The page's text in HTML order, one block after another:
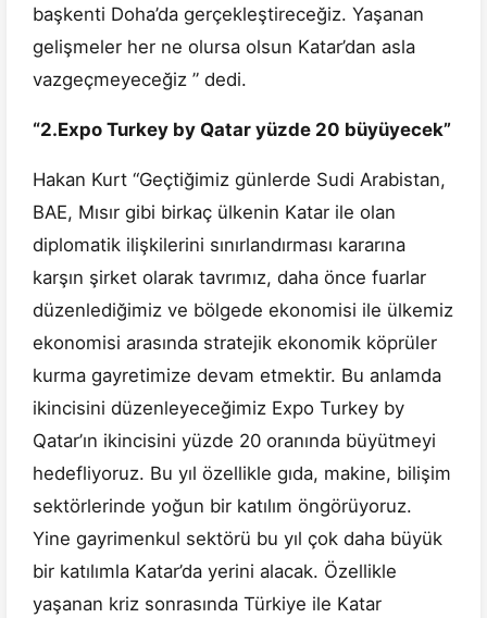
başkenti Doha’da gerçekleştireceğiz. Yaşanan
gelişmeler her ne olursa olsun Katar’dan asla
vazgeçmeyeceğiz ” dedi.
“2.Expo Turkey by Qatar yüzde 20 büyüyecek”
Hakan Kurt “Geçtiğimiz günlerde Sudi Arabistan,
BAE, Mısır gibi birkaç ülkenin Katar ile olan
diplomatik ilişkilerini sınırlandırması kararına
karşın şirket olarak tavrımız, daha önce fuarlar
düzenlediğimiz ve bölgede ekonomisi ile ülkemiz
ekonomisi arasında stratejik ekonomik köprüler
kurma gayretimize devam etmektir. Bu anlamda
ikincisini düzenleyeceğimiz Expo Turkey by
Qatar’ın ikincisini yüzde 20 oranında büyütmeyi
hedefliyoruz. Bu yıl özellikle gıda, makine, bilişim
sektörlerinde yoğun bir katılım öngörüyoruz.
Yine gayrimenkul sektörü bu yıl çok daha büyük
bir katılımla Katar’da yerini alacak. Özellikle
yaşanan kriz sonrasında Türkiye ile Katar